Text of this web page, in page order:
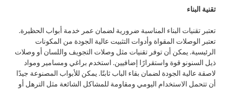
تقنية البناء
تعتبر تقنيات البناء المناسبة ضرورية لضمان عمر خدمة أبواب الحظيرة.
تعتبر الوصلات المقواة وأدوات التثبيت عالية الجودة من المكونات
الرئيسية. يمكن أن توفر تقنيات مثل وصلات التجويف واللسان أو وصلات
ذيل السنونو قوة واستقرارًا إضافيين. استخدم براغي ومسامير ومواد
لاصقة عالية الجودة لضمان بقاء الباب ثابتًا. يمكن للأبواب المصنوعة جيدًا
أن تتحمل الاستخدام اليومي ومقاومة للمشاكل الشائعة مثل الترهل أو